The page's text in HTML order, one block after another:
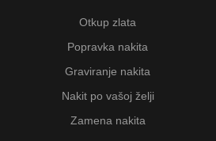
Otkup zlata
Popravka nakita
Graviranje nakita
Nakit po vašoj želji
Zamena nakita